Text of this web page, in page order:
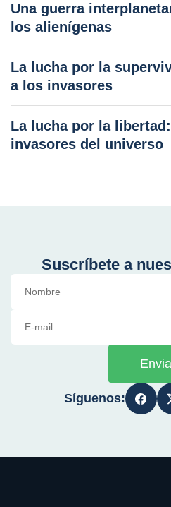
Una guerra
los alienígenas
La lucha por la
a los invasores
La lucha por la
invasores del universo
Suscríbete a
Síguenos: